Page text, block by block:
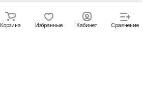
В корзину
Корзина Избранные Кабинет Сравнение